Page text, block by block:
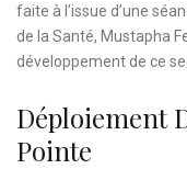
faite à l’issue d’une
de la Santé, Mustapha
développement de ce
Déploiement
Pointe